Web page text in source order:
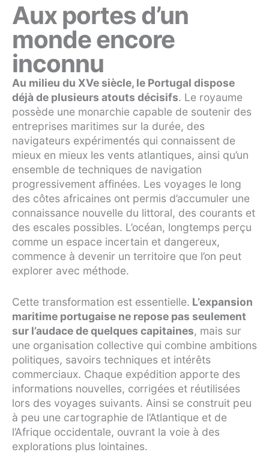
Aux portes d’un
monde encore
inconnu
Au milieu du XVe siècle, le Portugal dispose
déjà de plusieurs atouts décisifs. Le royaume
possède une monarchie capable de soutenir des
entreprises maritimes sur la durée, des
navigateurs expérimentés qui connaissent de
mieux en mieux les vents atlantiques, ainsi qu’un
ensemble de techniques de navigation
progressivement affinées. Les voyages le long
des côtes africaines ont permis d’accumuler une
connaissance nouvelle du littoral, des courants et
des escales possibles. L’océan, longtemps perçu
comme un espace incertain et dangereux,
commence à devenir un territoire que l’on peut
explorer avec méthode.
Cette transformation est essentielle. L’expansion
maritime portugaise ne repose pas seulement
sur l’audace de quelques capitaines, mais sur
une organisation collective qui combine ambitions
politiques, savoirs techniques et intérêts
commerciaux. Chaque expédition apporte des
informations nouvelles, corrigées et réutilisées
lors des voyages suivants. Ainsi se construit peu
à peu une cartographie de l’Atlantique et de
l’Afrique occidentale, ouvrant la voie à des
explorations plus lointaines.